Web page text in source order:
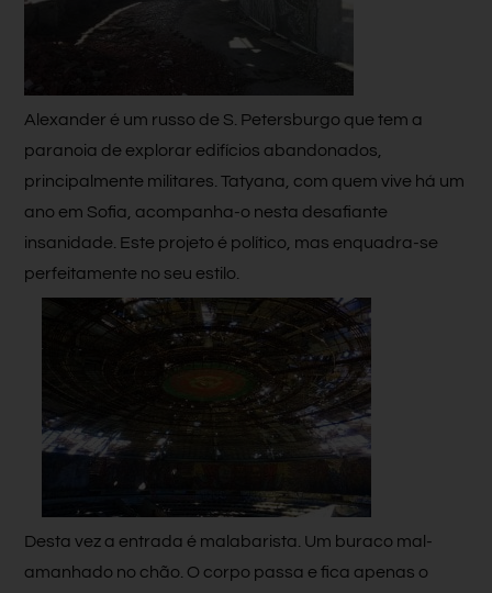
Alexander é um russo de S. Petersburgo que tem a
paranoia de explorar edifícios abandonados,
principalmente militares. Tatyana, com quem vive há um
ano em Sofia, acompanha-o nesta desafiante
insanidade. Este projeto é político, mas enquadra-se
perfeitamente no seu estilo.
Desta vez a entrada é malabarista. Um buraco mal-
amanhado no chão. O corpo passa e fica apenas o